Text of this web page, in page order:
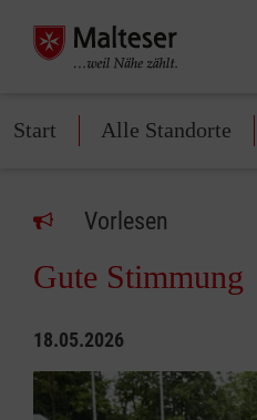
Start Alle Standorte
Vorlesen
Gute Stimmung
18.05.2026